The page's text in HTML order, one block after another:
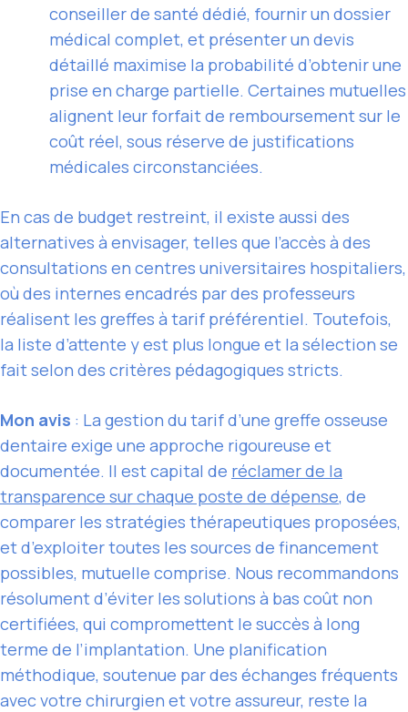
conseiller de santé dédié, fournir un dossier
médical complet, et présenter un devis
détaillé maximise la probabilité d’obtenir une
prise en charge partielle. Certaines mutuelles
alignent leur forfait de remboursement sur le
coût réel, sous réserve de justifications
médicales circonstanciées.
En cas de budget restreint, il existe aussi des
alternatives à envisager, telles que l’accès à des
consultations en centres universitaires hospitaliers,
où des internes encadrés par des professeurs
réalisent les greffes à tarif préférentiel. Toutefois,
la liste d’attente y est plus longue et la sélection se
fait selon des critères pédagogiques stricts.
Mon avis : La gestion du tarif d’une greffe osseuse
dentaire exige une approche rigoureuse et
documentée. Il est capital de réclamer de la
transparence sur chaque poste de dépense, de
comparer les stratégies thérapeutiques proposées,
et d’exploiter toutes les sources de financement
possibles, mutuelle comprise. Nous recommandons
résolument d’éviter les solutions à bas coût non
certifiées, qui compromettent le succès à long
terme de l’implantation. Une planification
méthodique, soutenue par des échanges fréquents
avec votre chirurgien et votre assureur, reste la